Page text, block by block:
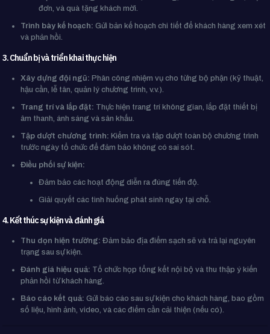
đơn, và quà tặng khách mời.
Trình bày kế hoạch: Gửi bản kế hoạch chi tiết để khách hàng xem xét
và phản hồi.
3. Chuẩn bị và triển khai thực hiện
Xây dựng đội ngũ: Phân công nhiệm vụ cho từng bộ phận (kỹ thuật,
hậu cần, lễ tân, quản lý chương trình, v.v.).
Trang trí và lắp đặt: Thực hiện trang trí không gian, lắp đặt thiết bị
âm thanh, ánh sáng và sân khấu.
Tập dượt chương trình: Kiểm tra và tập dượt toàn bộ chương trình
trước ngày tổ chức để đảm bảo không có sai sót.
Điều phối sự kiện:
Đảm bảo các hoạt động diễn ra đúng tiến độ.
Giải quyết các tình huống phát sinh ngay tại chỗ.
4. Kết thúc sự kiện và đánh giá
Thu dọn hiện trường: Đảm bảo địa điểm sạch sẽ và trả lại nguyên
trạng sau sự kiện.
Đánh giá hiệu quả: Tổ chức họp tổng kết nội bộ và thu thập ý kiến
phản hồi từ khách hàng.
Báo cáo kết quả: Gửi báo cáo sau sự kiện cho khách hàng, bao gồm
số liệu, hình ảnh, video, và các điểm cần cải thiện (nếu có).